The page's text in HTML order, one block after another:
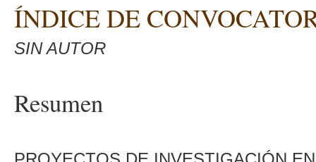
ÍNDICE DE
SIN AUTOR
Resumen